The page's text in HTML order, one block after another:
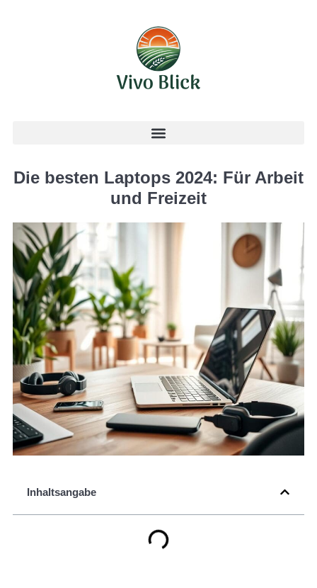
Die besten Laptops 2024: Für Arbeit
und Freizeit
Inhaltsangabe